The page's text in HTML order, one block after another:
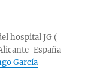
hospital JG (
España
García